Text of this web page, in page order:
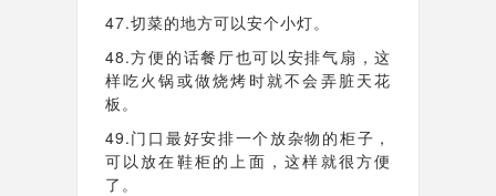
47.切菜的地方可以安个小灯。
48.方便的话餐厅也可以安排气扇，这
样吃火锅或做烧烤时就不会弄脏天花
板。
49.门口最好安排一个放杂物的柜子，
可以放在鞋柜的上面，这样就很方便
了。